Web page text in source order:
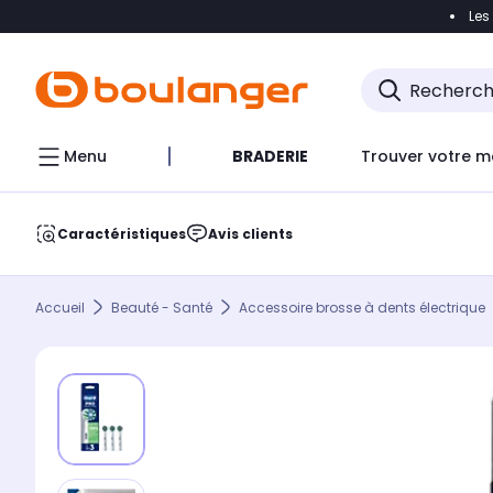
Accéder
Menu BRADERIE Trouver votre
Caractéristiques Avis clients
Accueil Beauté - Santé Accessoire brosse à dents électrique